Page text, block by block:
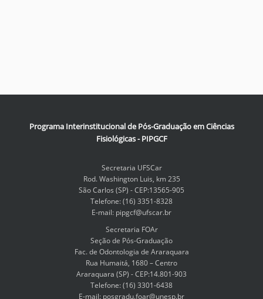
Programa Interinstitucional de Pós-Graduação em Ciências
Fisiológicas - PIPGCF
Secretaria UFSCar
Rod. Washington Luis, km 235
São Carlos (SP) - CEP:13565-905
Telefone: (16) 3351-8328
E-mail: pipgcf@ufscar.br
Secretaria FOAr
Seção de Pós-Graduação
Fac. de Odontologia de Araraquara
Rua Humaitá, 1680 – Centro
Araraquara (SP) - CEP:14.801-903
Telefone: (16) 3301-6438
E-mail: posgradu.foar@unesp.br